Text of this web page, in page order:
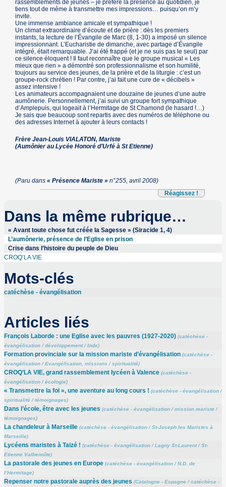
rassemblements de jeunes – je préfère la présence au quotidien, je
tiens tout de même à transmettre mes impressions… puisqu’on m’y
invite.
Une immense ambiance amicale et sympathique !
Un climat extraordinaire d’écoute et de prière : dès les premiers
instants, la lecture de l’Évangile de Marc (8, 1-30) a imposé un silence
impressionnant. L’Eucharistie de dimanche, avec partage d’Évangile
intégré, était remarquable. J’ai été frappé (et je ne suis pas le seul) par
ce silence éloquent ! Il faut reconnaître que le groupe musical « Les
mieux que rien » a démontré son professionnalisme et son humilité,
toujours au service des jeunes, de la prière et de la liturgie : c’est un
groupe-rock chrétien ! Par contre, j’ai fait une cure de « décibels »
assez intensive !
Les animateurs accompagnaient une douzaine de jeunes d’une autre
aumônerie. Personnellement, j’ai suivi un groupe fort sympathique
d’Amplepuis, qui logeait à l’Hermitage de St Chamond (le hasard !…)
Je sais que beaucoup sont repartis avec des numéros de téléphone ou
des adresses Internet à ajouter à leurs contacts !
Frère Jean-Louis VIALATON, Mariste
(Aumônier au Lycée Honoré d’Urfé à St Etienne)
(Paru dans« Présence Mariste » n°255, avril 2008)
Réagissez !
Dans la même rubrique…
« Avant toute chose fut créée la Sagesse » (Siracide 1, 4)
L’aumônerie, présence de l’Eglise en prison
Crise dans l’histoire du peuple de Dieu
CROQ’LA VIE
Mots-clés
catéchèse - évangélisation
Articles liés
François Laborde : une Eglise avec les pauvres (1927-2020) (catéchèse -
évangélisation/développement/Inde)
Formation provinciale sur la mission mariste d’évangélisation (catéchèse -
évangélisation/Evangélisation, missions /spiritualité)
CROQ’LA VIE, grand rassemblement lycéen à Valence (catéchèse -
évangélisation/écologie)
« Transmettre la foi », une aventure au long cours ! (catéchèse - évangélisation/
spiritualité/témoignages)
Dans l’école, être avec les jeunes (catéchèse - évangélisation/mission mariste/
témoignages)
La chandeleur à Marseille (catéchèse - évangélisation/St-Joseph les Maristes à
Marseille)
Lycéens maristes à Taizé ! (catéchèse - évangélisation/Lagny St-Laurent/St-
Etienne Valbenoîte)
La pastorale des jeunes en Europe (catéchèse - évangélisation/N.D. de
l’Hermitage)
Repenser notre pastorale auprès des jeunes (Catalogne - Espagne/catéchèse -